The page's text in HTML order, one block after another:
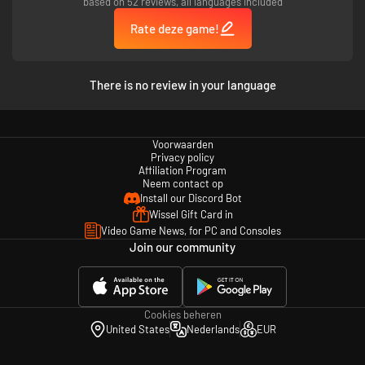
Dit spel bevat optionele in-game aankopen van virtuele valuta waarmee je
virtuele in-game items kunt kopen.
gelden speciale voorwaarden en beperkingen. Zie ea.com/games/f1/f1-
ea.com/games/f1/f1-25/game-disclaimers voor meer informatie.
F1 25 Game - an official product of the FIA FORMULA ONE WORLD
CHAMPIONSHIP. © 2025 Electronic Arts Inc. EA SPORTS and
Codemasters are trademarks of Electronic Arts Inc.
Rate deze game!
There is no review in your language
Voorwaarden
Privacy policy
Affiliation Program
Neem contact op
Install our Discord Bot
Wissel Gift Card in
Video Game News, for PC and Consoles
Join our community
Cookies beheren
United States
Nederlands EUR